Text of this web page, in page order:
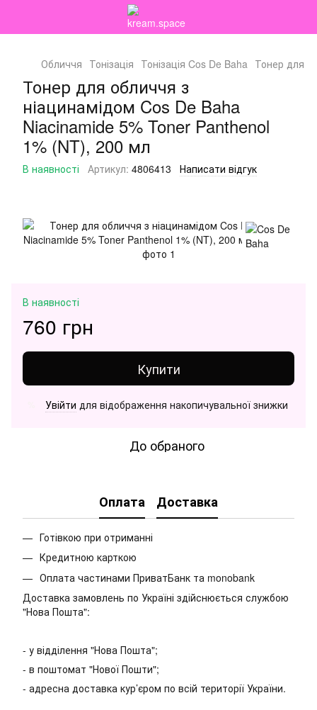
Обличчя Тонізація Тонізація Cos De Baha Тонер для
Тонер для обличчя з
ніацинамідом Cos De Baha
Niacinamide 5% Toner Panthenol
1% (NT), 200 мл
В наявності Артикул: 4806413 Написати відгук
В наявності
760 грн
Купити
Увійти для відображення накопичувальної знижки
До обраного
Оплата Доставка
Готівкою при отриманні
Кредитною карткою
Оплата частинами ПриватБанк та monobank
Доставка замовлень по Україні здійснюється службою
"Нова Пошта":
- у відділення "Нова Пошта";
- в поштомат "Нової Пошти";
- адресна доставка кур’єром по всій території України.